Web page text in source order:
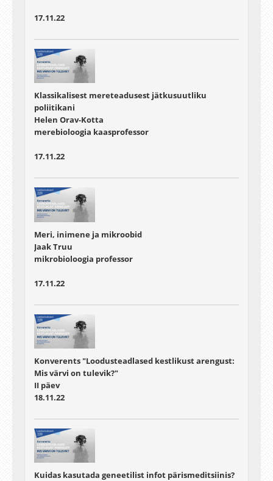
17.11.22
Klassikalisest mereteadusest jätkusuutliku
poliitikani
Helen Orav-Kotta
merebioloogia kaasprofessor
17.11.22
Meri, inimene ja mikroobid
Jaak Truu
mikrobioloogia professor
17.11.22
Konverents "Loodusteadlased kestlikust arengust:
Mis värvi on tulevik?"
II päev
18.11.22
Kuidas kasutada geneetilist infot pärismeditsiinis?